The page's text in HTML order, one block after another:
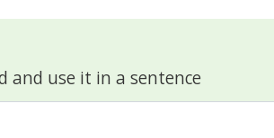
and use it in a sentence